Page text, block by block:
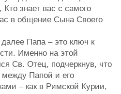
знает вас с самого
в общение Сына Своего
Папа – это ключ к
Именно на этой
Св. Отец, подчеркнув, что
между Папой и его
– как в Римской Курии,